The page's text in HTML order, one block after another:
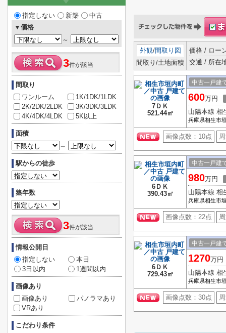
外観/間取り図
間取り/土地面積
価格 / ロー
交通 / 所在
7ＤＫ
521.44㎡
中古一戸建
600万円
山陽本線 相
兵庫県相生市
画像点数： 10点
6ＤＫ
390.43㎡
中古一戸建
980万円
山陽本線 相
兵庫県相生市
画像点数： 22点
6ＤＫ
729.43㎡
中古一戸建
1270万円
山陽本線 相
兵庫県相生市
画像点数： 30点
指定しない 新築
中古
▼価格
～
3件が該当
間取り
ワンルーム
1K/1DK/1LDK
2K/2DK/2LDK
3K/3DK/3LDK
4K/4DK/4LDK
5K以上
面積
～
駅からの徒歩
築年数
3件が該当
情報公開日
指定しない
本日
3日以内
1週間以内
画像あり
画像あり
パノラマあり
VRあり
こだわり条件